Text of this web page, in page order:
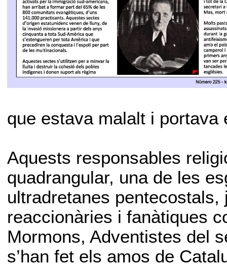
que estava malalt i portava
Aquests responsables
quadrangular, una de les
ultradretanes pentecostals,
reaccionàries i fanàtiques
Mormons, Adventistes del
s’han fet els amos de